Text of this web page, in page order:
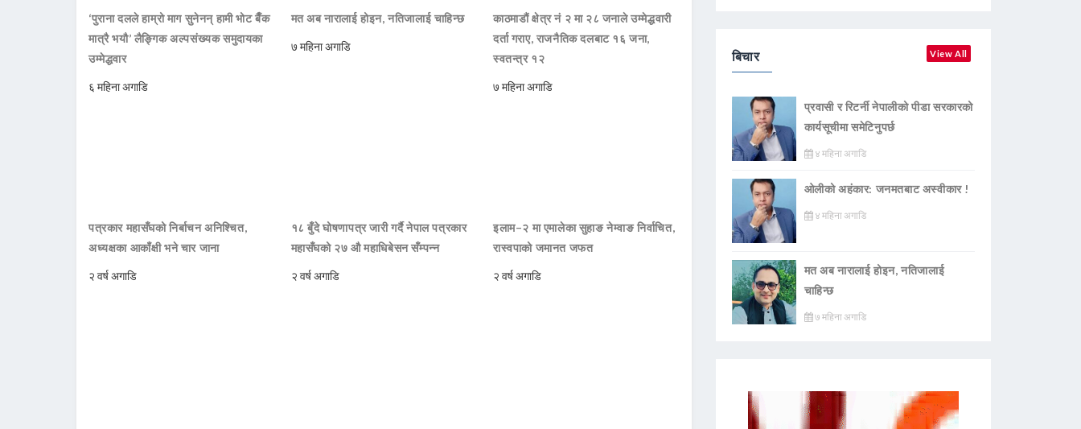
‘पुराना दलले हाम्रो माग सुनेनन् हामी भोट बैँक
मात्रै भयौ’ लैङ्गिक अल्पसंख्यक समुदायका
उम्मेद्धवार
६ महिना अगाडि
मत अब नारालाई होइन, नतिजालाई चाहिन्छ
७ महिना अगाडि
काठमाडौं क्षेत्र नं २ मा २८ जनाले उम्मेद्धवारी
दर्ता गराए, राजनैतिक दलबाट १६ जना,
स्वतन्त्र १२
७ महिना अगाडि
पत्रकार महासँघको निर्बाचन अनिश्चित,
अध्यक्षका आकाँक्षी भने चार जाना
२ वर्ष अगाडि
१८ बुँदे घोषणापत्र जारी गर्दै नेपाल पत्रकार
महासँघको २७ औ महाधिबेसन सँम्पन्न
२ वर्ष अगाडि
इलाम–२ मा एमालेका सुहाङ नेम्वाङ निर्वाचित,
रास्वपाको जमानत जफत
२ वर्ष अगाडि
बिचार View All
प्रवासी र रिटर्नी नेपालीको पीडा सरकारको
कार्यसूचीमा समेटिनुपर्छ
४ महिना अगाडि
ओलीको अहंकार: जनमतबाट अस्वीकार !
४ महिना अगाडि
मत अब नारालाई होइन, नतिजालाई
चाहिन्छ
७ महिना अगाडि